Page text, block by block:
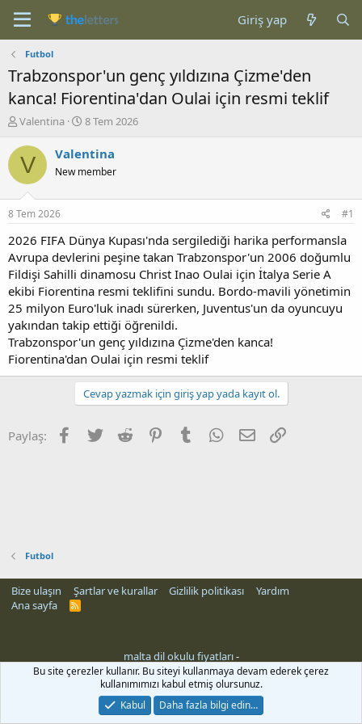
Giriş yap
Futbol
Trabzonspor'un genç yıldızına Çizme'den
kanca! Fiorentina'dan Oulai için resmi teklif
K
n
b
u
u
b
a
l
a
t
a
n
Valentina
B
ş
a
ç
t
a
r
i
h
i
8 Tem 2026
V Valentina
New member
8 Tem 2026 #1
2026 FIFA Dünya Kupası'nda sergilediği harika performansla
Avrupa devlerini peşine takan Trabzonspor'un 2006 doğumlu
Fildişi Sahilli dinamosu Christ Inao Oulai için İtalya Serie A
ekibi Fiorentina resmi teklifini sundu. Bordo-mavili yönetimin
25 milyon Euro'luk inadı sürerken, Juventus'un da oyuncuyu
yakından takip ettiği öğrenildi.
Trabzonspor'un genç yıldızına Çizme'den kanca!
Fiorentina'dan Oulai için resmi teklif
Cevap yazmak için giriş yap yada kayıt ol.
Paylaş: Facebook
Twitter Reddit PinterestTumblr WhatsApp
E-posta
Futbol
Bize ulaşın Şartlar ve kurallar Gizlilik politikası
Yardım
Ana sayfa
R
malta dil okulu fiyatları-
Bu site çerezler kullanır. Bu siteyi kullanmaya devam ederek çerez
kullanımımızı kabul etmiş olursunuz.
Kabul
Daha fazla bilgi edin…